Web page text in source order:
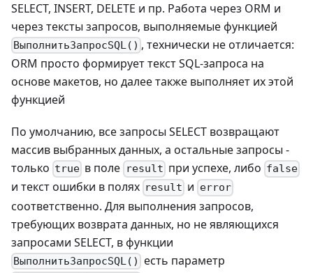
SELECT, INSERT, DELETE и пр. Работа через ORM и
через тексты запросов, выполняемые функцией
ВыполнитьЗапросSQL() , технически не отличается:
ORM просто формирует текст SQL-запроса на
основе макетов, но далее также выполняет их этой
функцией
По умолчанию, все запросы SELECT возвращают
массив выбранных данных, а остальные запросы -
только true в поле result при успехе, либо false
и текст ошибки в полях result и error
соответственно. Для выполнения запросов,
требующих возврата данных, но не являющихся
запросами SELECT, в функции
ВыполнитьЗапросSQL() есть параметр